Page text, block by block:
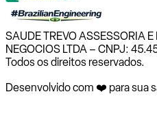
SAUDE TREVO ASSESSORIA
NEGOCIOS LTDA – CNPJ:
Todos os direitos reservados.
Desenvolvido com ❤️ para sua